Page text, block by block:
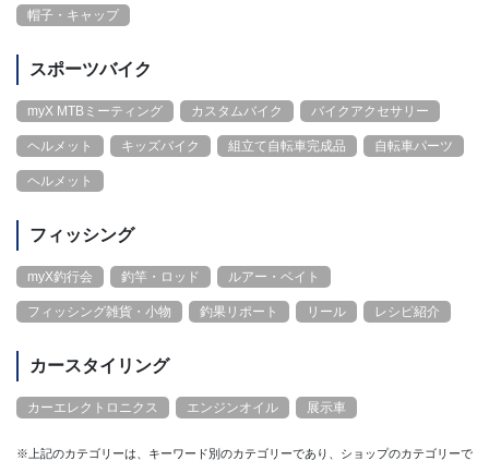
帽子・キャップ
スポーツバイク
myX MTBミーティング カスタムバイク バイクアクセサリー
ヘルメット キッズバイク 組立て自転車完成品 自転車パーツ
ヘルメット
フィッシング
myX釣行会 釣竿・ロッド ルアー・ベイト
フィッシング雑貨・小物 釣果リポート リール レシピ紹介
カースタイリング
カーエレクトロニクス エンジンオイル 展示車
※上記のカテゴリーは、キーワード別のカテゴリーであり、ショップのカテゴリーで